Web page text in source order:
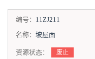
编号： 11ZJ211
名称： 坡屋面
资源状态： 废止